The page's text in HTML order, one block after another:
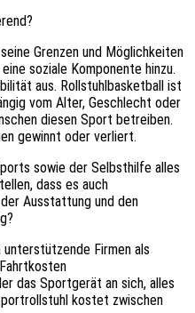
Grenzen und Möglichkeiten
soziale Komponente hinzu.
aus. Rollstuhlbasketball ist
vom Alter, Geschlecht oder
diesen Sport betreiben.
gewinnt oder verliert.
sowie der Selbsthilfe alles
dass es auch
Ausstattung und den
Firmen als
das Sportgerät an sich, alles
kostet zwischen